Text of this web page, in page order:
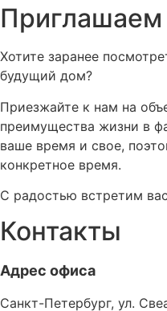
Приглашаем
Хотите заранее
будущий дом?
Приезжайте к нам на
преимущества жизни в
ваше время и свое,
конкретное время.
С радостью встретим
Контакты
Адрес офиса
Санкт-Петербург, ул.